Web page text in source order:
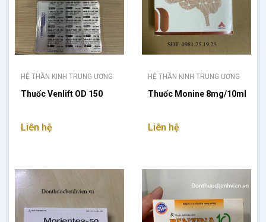
HỆ THẦN KINH TRUNG ƯƠNG
Thuốc Venlift OD 150
Liên hệ
HỆ THẦN KINH TRUNG ƯƠNG
Thuốc Monine 8mg/10ml
Liên hệ